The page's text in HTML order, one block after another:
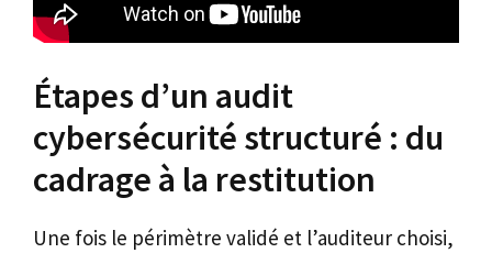
Étapes d’un audit
cybersécurité structuré : du
cadrage à la restitution
Une fois le périmètre validé et l’auditeur choisi,